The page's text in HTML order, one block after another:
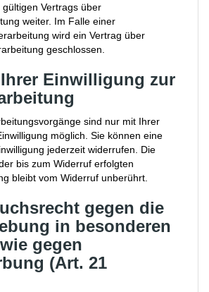
Vertrags über
weiter. Im Falle einer
wird ein Vertrag über
geschlossen.
Einwilligung zur
sind nur mit Ihrer
möglich. Sie können eine
jederzeit widerrufen. Die
bis zum Widerruf erfolgten
bleibt vom Widerruf unberührt.
gegen die
in besonderen
gegen
(Art. 21